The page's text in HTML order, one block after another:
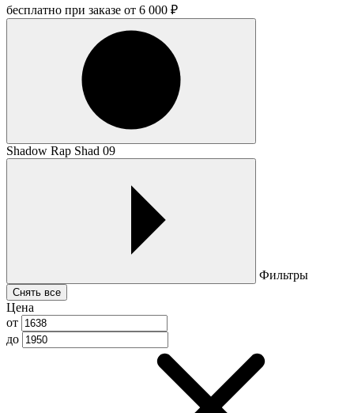
бесплатно при заказе от 6 000 ₽
Shadow Rap Shad 09
Фильтры
Снять все
Цена
от
до